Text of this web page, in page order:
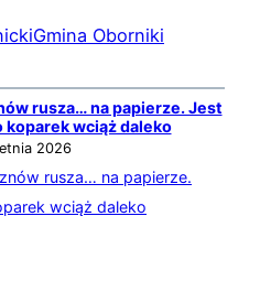
Gmina Oborniki
rusza… na papierze. Jest
koparek wciąż daleko
2026